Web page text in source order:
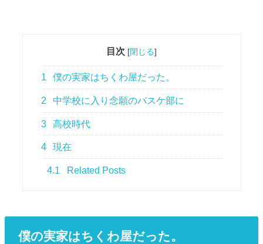
目次 [閉じる]
1 僕の実家はちくわ屋だった。
2 中学校に入り念願のバスケ部に
3 高校時代
4 現在
4.1 Related Posts
僕の実家はちくわ屋だった。